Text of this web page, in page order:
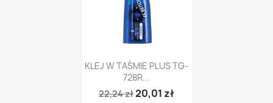
Szybki podgląd
KLEJ W TAŚMIE PLUS TG-
728R...
22,24 zł20,01 zł